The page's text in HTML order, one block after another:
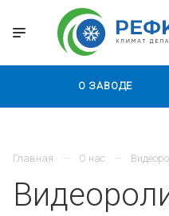
О ЗАВОДЕ
Главная О нас